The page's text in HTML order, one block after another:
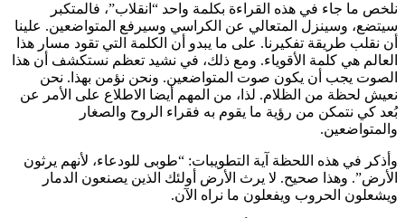
نلخص ما جاء في هذه القراءة بكلمة واحد “انقلاب”، فالمتكبر
سيتضع، وسينزل المتعالي عن الكراسي وسيرفع المتواضعين. علينا
أن نقلب طريقة تفكيرنا. على ما يبدو أن الكلمة التي تقود مسار هذا
العالم هي كلمة الأقوياء. ومع ذلك، في نشيد تعظم نستكشف أن هذا
الصوت يجب أن يكون صوت المتواضعين. ونحن نؤمن بهذا. نحن
نعيش لحظة من الظلام. لذا، من المهم أيضا الاطلاع على الأمر عن
بُعد كي نتمكن من رؤية ما يقوم به فقراء الروح والصغار
والمتواضعين.
وأذكر في هذه اللحظة آية التطويبات: “طوبى للودعاء، لأنهم يرثون
الأرض”. وهذا صحيح. لا يرث الأرض أولئك الذين يصنعون الدمار
ويشعلون الحروب ويفعلون ما نراه الآن.